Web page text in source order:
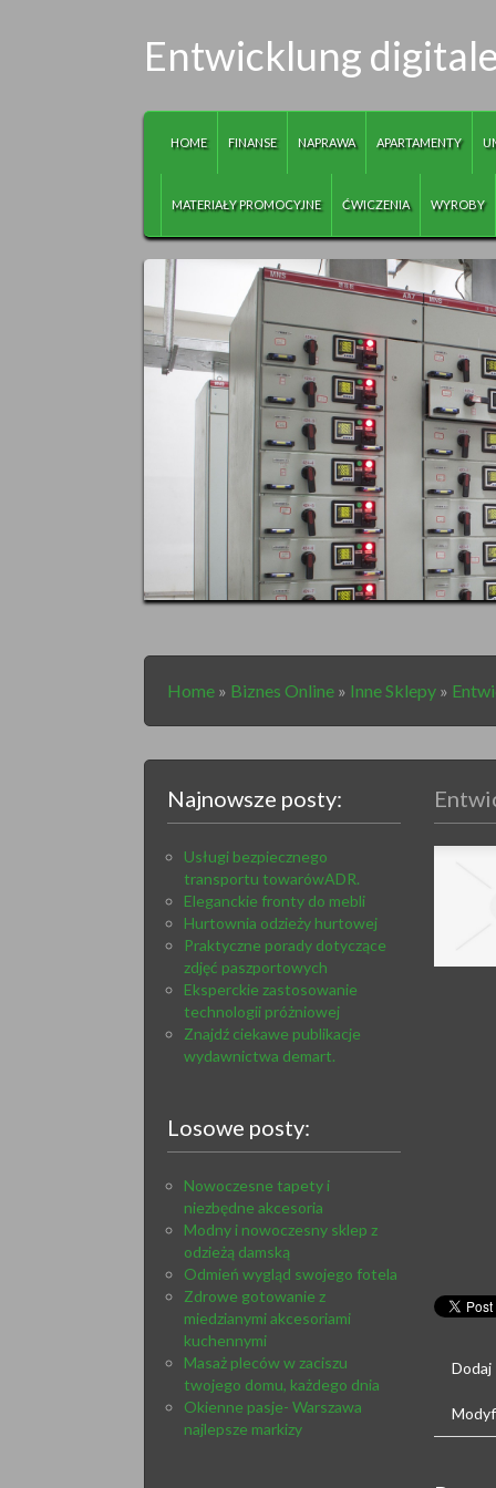
Entwicklung
HOME FINANSE NAPRAWA APARTAMENTY
MATERIAŁY PROMOCYJNE ĆWICZENIA WYROBY
Home » Biznes Online » Inne Sklepy »
Najnowsze posty:
Usługi bezpiecznego
transportu towarówADR.
Eleganckie fronty do mebli
Hurtownia odzieży hurtowej
Praktyczne porady dotyczące
zdjęć paszportowych
Eksperckie zastosowanie
technologii próżniowej
Znajdź ciekawe publikacje
wydawnictwa demart.
Losowe posty:
Nowoczesne tapety i
niezbędne akcesoria
Modny i nowoczesny sklep z
odzieżą damską
Odmień wygląd swojego fotela
Zdrowe gotowanie z
miedzianymi akcesoriami
kuchennymi
Masaż pleców w zaciszu
twojego domu, każdego dnia
Okienne pasje- Warszawa
najlepsze markizy
Dodaj